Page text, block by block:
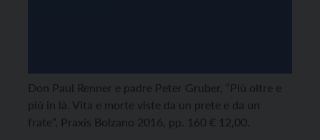
Don Paul Renner e padre Peter Gruber, “Più oltre e
più in là. Vita e morte viste da un prete e da un
frate”, Praxis Bolzano 2016, pp. 160 € 12,00.